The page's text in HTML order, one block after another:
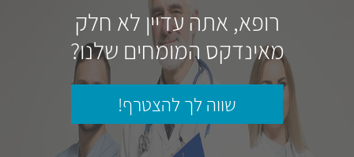
רופא, אתה עדיין לא חלק
מאינדקס המומחים שלנו?
שווה לך להצטרף!